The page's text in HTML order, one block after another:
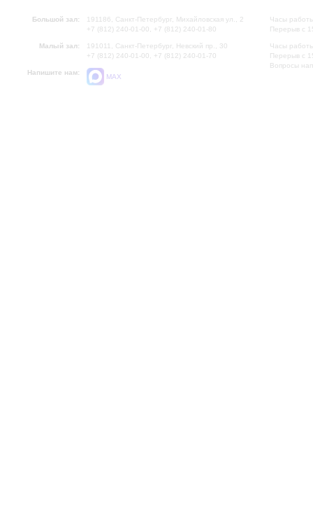
Большой зал:
191186, Санкт-Петербург, Михайловская ул., 2
+7 (812) 240-01-00, +7 (812) 240-01-80
Малый зал:
191011, Санкт-Петербург, Невский пр., 30
+7 (812) 240-01-00, +7 (812) 240-01-70
Напишите нам:
MAX
Часы
Перерыв с
Часы
Перерыв с
Вопросы